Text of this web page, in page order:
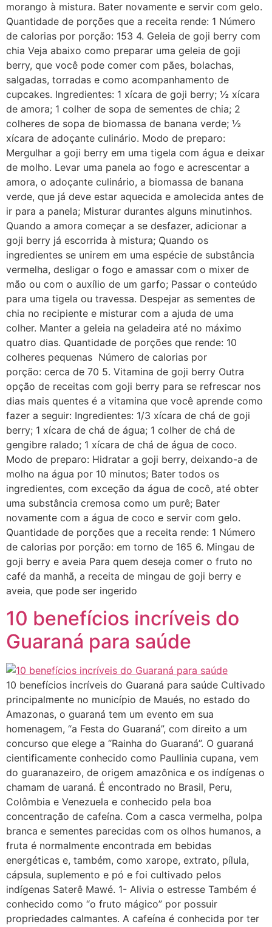
morango à mistura. Bater novamente e servir com gelo.
Quantidade de porções que a receita rende: 1 Número
de calorias por porção: 153 4. Geleia de goji berry com
chia Veja abaixo como preparar uma geleia de goji
berry, que você pode comer com pães, bolachas,
salgadas, torradas e como acompanhamento de
cupcakes. Ingredientes: 1 xícara de goji berry; ½ xícara
de amora; 1 colher de sopa de sementes de chia; 2
colheres de sopa de biomassa de banana verde; ½
xícara de adoçante culinário. Modo de preparo:
Mergulhar a goji berry em uma tigela com água e deixar
de molho. Levar uma panela ao fogo e acrescentar a
amora, o adoçante culinário, a biomassa de banana
verde, que já deve estar aquecida e amolecida antes de
ir para a panela; Misturar durantes alguns minutinhos.
Quando a amora começar a se desfazer, adicionar a
goji berry já escorrida à mistura; Quando os
ingredientes se unirem em uma espécie de substância
vermelha, desligar o fogo e amassar com o mixer de
mão ou com o auxílio de um garfo; Passar o conteúdo
para uma tigela ou travessa. Despejar as sementes de
chia no recipiente e misturar com a ajuda de uma
colher. Manter a geleia na geladeira até no máximo
quatro dias. Quantidade de porções que rende: 10
colheres pequenas Número de calorias por
porção: cerca de 70 5. Vitamina de goji berry Outra
opção de receitas com goji berry para se refrescar nos
dias mais quentes é a vitamina que você aprende como
fazer a seguir: Ingredientes: 1/3 xícara de chá de goji
berry; 1 xícara de chá de água; 1 colher de chá de
gengibre ralado; 1 xícara de chá de água de coco.
Modo de preparo: Hidratar a goji berry, deixando-a de
molho na água por 10 minutos; Bater todos os
ingredientes, com exceção da água de cocô, até obter
uma substância cremosa como um purê; Bater
novamente com a água de coco e servir com gelo.
Quantidade de porções que a receita rende: 1 Número
de calorias por porção: em torno de 165 6. Mingau de
goji berry e aveia Para quem deseja comer o fruto no
café da manhã, a receita de mingau de goji berry e
aveia, que pode ser ingerido
10 benefícios incríveis do
Guaraná para saúde
10 benefícios incríveis do Guaraná para saúde Cultivado
principalmente no município de Maués, no estado do
Amazonas, o guaraná tem um evento em sua
homenagem, “a Festa do Guaraná”, com direito a um
concurso que elege a “Rainha do Guaraná”. O guaraná
cientificamente conhecido como Paullinia cupana, vem
do guaranazeiro, de origem amazônica e os indígenas o
chamam de uaraná. É encontrado no Brasil, Peru,
Colômbia e Venezuela e conhecido pela boa
concentração de cafeína. Com a casca vermelha, polpa
branca e sementes parecidas com os olhos humanos, a
fruta é normalmente encontrada em bebidas
energéticas e, também, como xarope, extrato, pílula,
cápsula, suplemento e pó e foi cultivado pelos
indígenas Saterê Mawé. 1- Alivia o estresse Também é
conhecido como “o fruto mágico” por possuir
propriedades calmantes. A cafeína é conhecida por ter